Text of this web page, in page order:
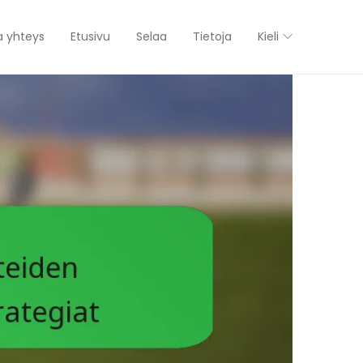
yhteys Etusivu Selaa Tietoja Kieli